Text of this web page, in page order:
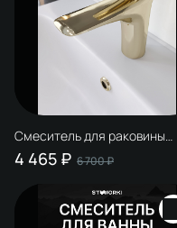
Смеситель для раковины
STWORKI Молде S23010GG
глянцевое золото
4 465 ₽ 6 700 ₽